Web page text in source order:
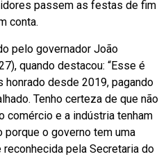
passem as festas de fim
conta.
pelo governador João
quando destacou: “Esse é
desde 2019, pagando
Tenho certeza de que não
comércio e a indústria tenham
porque o governo tem uma
pela Secretaria do